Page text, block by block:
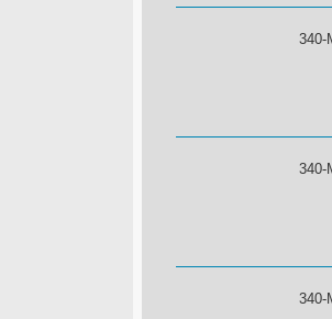
340-
340-
340-